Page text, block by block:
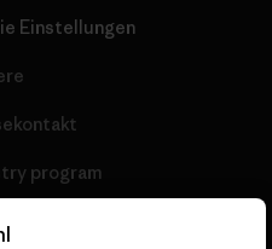
Einstellungen
program